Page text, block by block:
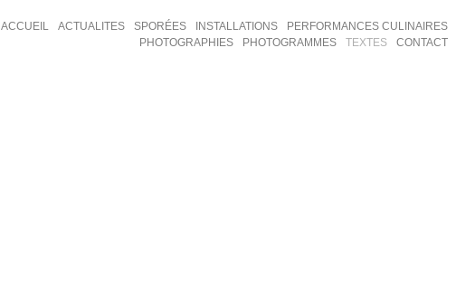
ACCUEIL ACTUALITES SPORÉES INSTALLATIONS
PERFORMANCES CULINAIRES
PHOTOGRAPHIES
PHOTOGRAMMES TEXTES CONTACT